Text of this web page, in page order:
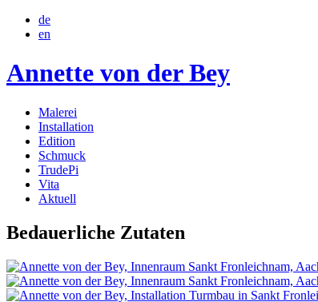
de
en
Annette von der Bey
Malerei
Installation
Edition
Schmuck
TrudePi
Vita
Aktuell
Bedauerliche Zutaten